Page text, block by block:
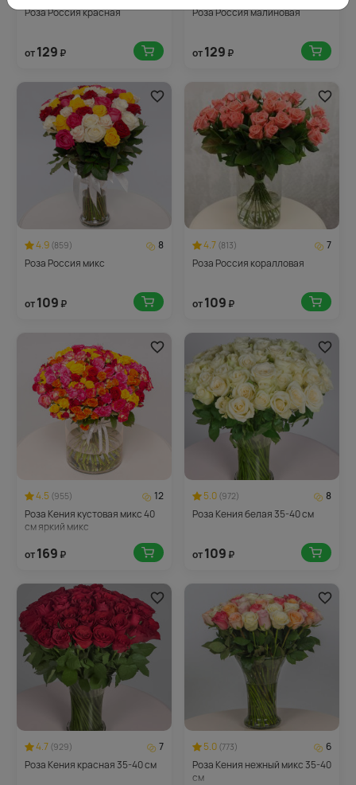
Роза Россия красная
от129 ₽
Роза Россия малиновая
от129 ₽
4.9 (859)
8
Роза Россия микс
от109 ₽
4.7 (813)
7
Роза Россия коралловая
от109 ₽
4.5 (955)
12
Роза Кения кустовая микс 40
см яркий микс
от169 ₽
5.0 (972)
8
Роза Кения белая 35-40 см
от109 ₽
4.7 (929)
7
Роза Кения красная 35-40 см
5.0 (773)
6
Роза Кения нежный микс 35-40
см